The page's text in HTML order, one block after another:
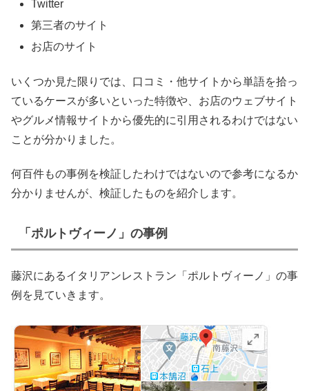
Twitter
第三者のサイト
お店のサイト
いくつか見た限りでは、口コミ・他サイトから単語を拾っ
ているケースが多いといった特徴や、お店のウェブサイト
やグルメ情報サイトから優先的に引用されるわけではない
ことが分かりました。
何百件もの事例を検証したわけではないので参考になるか
分かりませんが、検証したものを紹介します。
「ポルトヴィーノ」の事例
藤沢にあるイタリアンレストラン「ポルトヴィーノ」の事
例を見ていきます。